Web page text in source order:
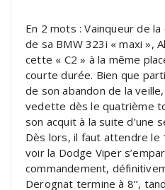
En 2 mots : Vainqueur de
de sa BMW 323i « maxi »,
cette « C2 » à la même
courte durée. Bien que
de son abandon de la
vedette dès le quatrième
son acquit à la suite d’une
Dès lors, il faut attendre le
voir la Dodge Viper
commandement,
Derognat termine à 8’’,